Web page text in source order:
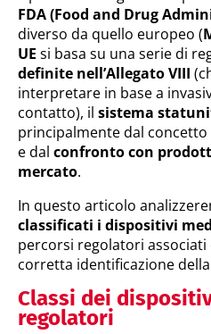
FDA (Food and Drug
diverso da quello europeo (
UE si basa su una serie di
definite nell’Allegato VIII
interpretare in base a
contatto), il sistema
principalmente dal concetto
e dal confronto con
mercato.
In questo articolo
classificati i dispositivi
percorsi regolatori associati
corretta identificazione
Classi dei
regolatori